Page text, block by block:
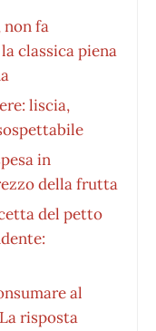
non fa
classica piena
liscia,
in
della frutta
del petto
al
risposta